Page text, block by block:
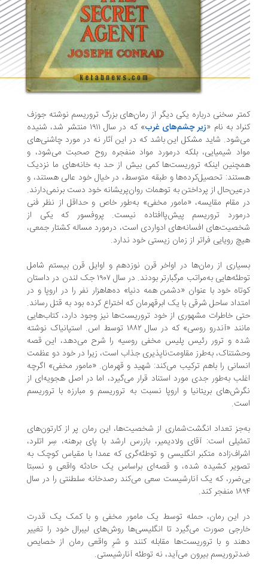
سخنی درباره یکی دیگر از رمان‌های بزرگ تروریسم نوشته جوزف
به نام «زیر چشم‌های غرب
» که در سال ۱۹۱۱ منتشر شد، شنیده
شاید مشکل این باشد که در این آثار نه در مورد چاشنی‌های
شیمیایی، بلکه درمورد مواد منفجره روح صحبت می‌شود، و
اینکه تروریست‌ها کمی بیش از حد به خانه‌های ما نزدیک
تحصیل‌کرده‌ها و طبقه متوسط، در خیال خود عالی هستند، و
از پرداختن به توهمات روان‌پریشانه خود دست برنمی‌دارند.
مقام مقایسه، «مامور مخفی» به‌طور خاص و حداقل از نظر فنی
تروریسم پیش‌پاافتاده نیست. پروفسور که یکی از
افسانه‌های ادواردی است، درمورد مساله‌ کشتار جمعی،
رویایی فراتر از زمان زیستی خود ندارد.
از رمان‌ها در اواخر قرن نوزدهم و اوایل قرن بیستم شامل
توطئه‌هایی به‌مراتب مرگبارتر بودند. در سال ۱۹۰۷ جک لندن در داستان
خود با عنوان «دشمن همه دنیا» ده‌هاهزار نفر را در اروپا و در
ساحل شرقی با یک ابرقهرمان که اختراع کرده بود به قتل رساند.
خاطرات مشهوری از خود تروریست‌ها نیز وجود دارد، کتاب‌هایی
مانند «آندرو روسی» که در سال ۱۸۸۲ توسط اس. استپانیاک نوشته
و ترور رئیس پلیس مخفی روسیه را شرح می‌دهد، این قصه‌
به‌طرز مقاومت‌ناپذیری جذاب است، زیرا در خود دو عظمت
را باهم ترکیب می‌کند: شهید و قهرمان. «مامور مخفی» اگرچه
به‌طور جدی مورد استناد قرار می‌گیرد، اما در اصل هجویه‌ای از
بریتانیا و اروپا نسبت به تروریسم و مبارزه با تروریسم
تعداد انگشت‌شماری از شخصیت‌ها، این رمان پر از کارتون‌های
است: آقای ولادیمیر، بازرس ارشد با پای برهنه، سِر اتلرد،
متکبر انگلیسی و توطئه‌گری که عمدا با مقیاس کوچک به
کشیده شده، و قصه‌ای براساس یک حادثه واقعی و نسبتا
که یک آنارشیست سعی می‌کند رصدخانه سلطنتی را در سال
این رمان، حمله توسط یک مامور مخفی و با کمک یک قدرت
صورت می‌گیرد تا انگلیسی‌ها روش‌های لیبرال خود را تغییر
و با تروریست‌ها مقابله کنند و شرِ واقعی رمان از خصایص
بیرون می‌آید، نه توطئه آنارشیستی.